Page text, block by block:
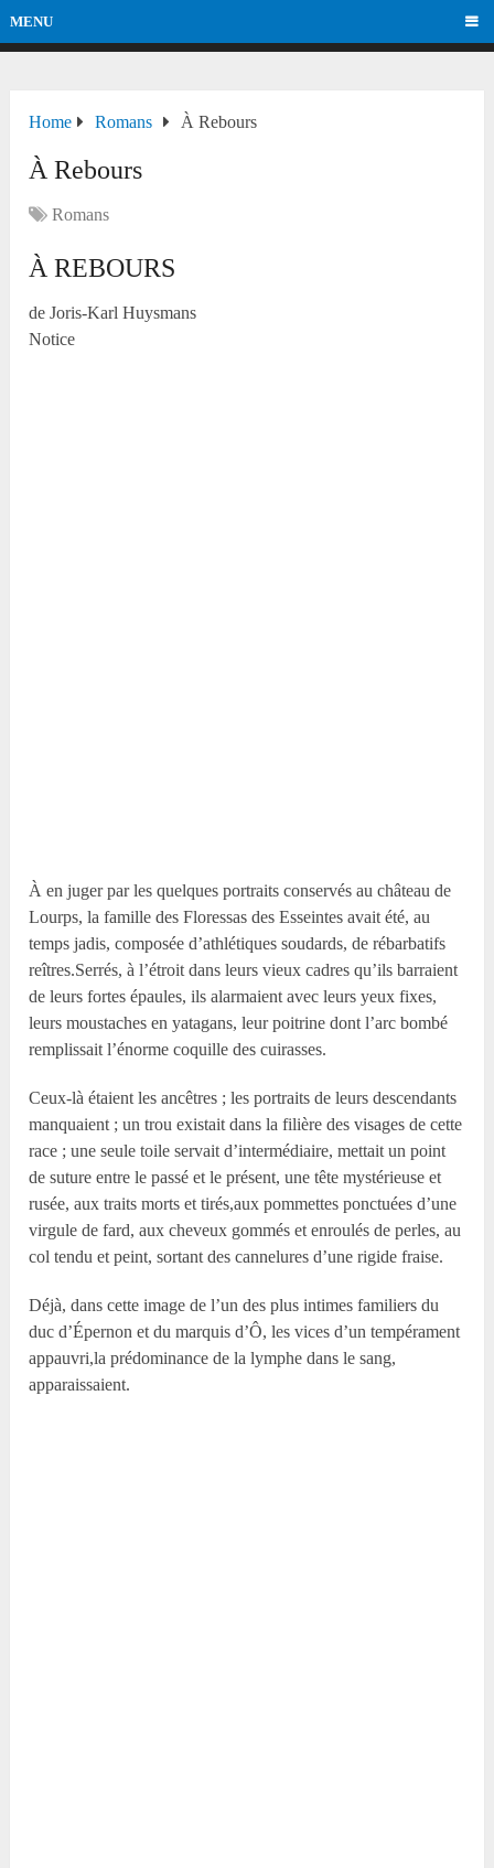
MENU
Home Romans À Rebours
À Rebours
Romans
À REBOURS
de Joris-Karl Huysmans
Notice
À en juger par les quelques portraits conservés au château de
Lourps, la famille des Floressas des Esseintes avait été, au
temps jadis, composée d’athlétiques soudards, de rébarbatifs
reîtres.Serrés, à l’étroit dans leurs vieux cadres qu’ils barraient
de leurs fortes épaules, ils alarmaient avec leurs yeux fixes,
leurs moustaches en yatagans, leur poitrine dont l’arc bombé
remplissait l’énorme coquille des cuirasses.
Ceux-là étaient les ancêtres ; les portraits de leurs descendants
manquaient ; un trou existait dans la filière des visages de cette
race ; une seule toile servait d’intermédiaire, mettait un point
de suture entre le passé et le présent, une tête mystérieuse et
rusée, aux traits morts et tirés,aux pommettes ponctuées d’une
virgule de fard, aux cheveux gommés et enroulés de perles, au
col tendu et peint, sortant des cannelures d’une rigide fraise.
Déjà, dans cette image de l’un des plus intimes familiers du
duc d’Épernon et du marquis d’Ô, les vices d’un tempérament
appauvri,la prédominance de la lymphe dans le sang,
apparaissaient.